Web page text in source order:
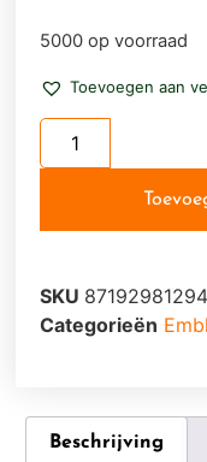
5000 op voorraad
Toevoegen aan
SKU
Categorieën
Beschrijving